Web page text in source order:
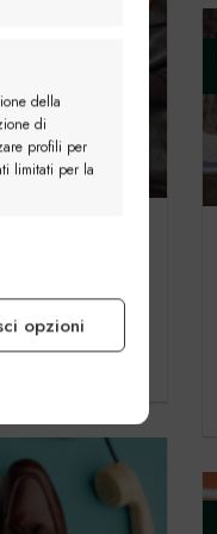
della
di
profili per
limitati per la
opzioni
da tempo
per chi ama lo